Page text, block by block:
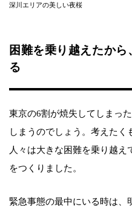
深川エリアの美しい夜桜
困難を乗り越えたか
る
東京の6割が焼失してしまっ
しまうのでしょう。考えた
人々は大きな困難を乗り越
をつくりました。
緊急事態の最中にいる時は、